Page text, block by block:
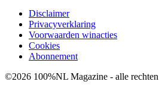
Disclaimer
Privacyverklaring
Voorwaarden winacties
Cookies
Abonnement
©2026 100%NL Magazine - alle